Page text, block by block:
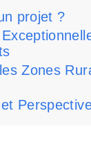
projet ?
Zones